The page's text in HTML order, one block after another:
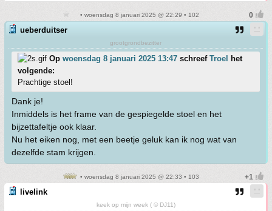
• woensdag 8 januari 2025 @ 22:29 • 102
ueberduitser
grootgrondbezitter
Op woensdag 8 januari 2025 13:47 schreef Troel
het
volgende:
Prachtige stoel!
Dank je!
Inmiddels is het frame van de gespiegelde stoel en het
bijzettafeltje ook klaar.
Nu het eiken nog, met een beetje geluk kan ik nog wat van
dezelfde stam krijgen.
• woensdag 8 januari 2025 @ 22:33 • 103
livelink
keek op mijn week ( © DJ11)